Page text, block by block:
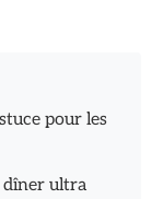
pour les
dîner ultra